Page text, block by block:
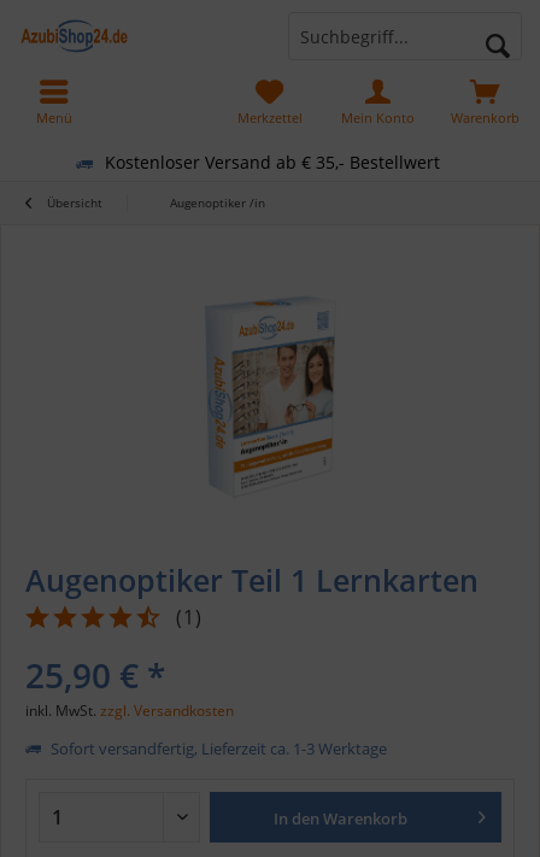
Kostenloser Versand ab € 35,- Bestellwert
Warenkorb
Merkzettel Mein Konto
Menü
Übersicht Augenoptiker /in
Augenoptiker Teil 1 Lernkarten
(1 )
25,90 € *
inkl. MwSt. zzgl. Versandkosten
Sofort versandfertig, Lieferzeit ca. 1-3 Werktage
In den Warenkorb